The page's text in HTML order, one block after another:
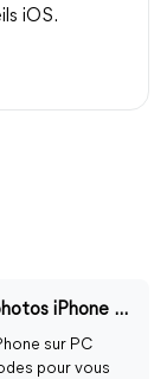
iOS.
[6 méthodes] Comment transférer les photos iPhone vers PC Windows 7
sur PC
pour vous